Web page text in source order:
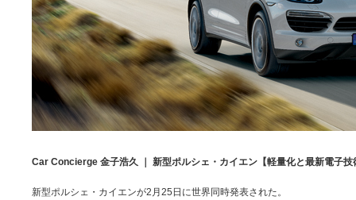
Car Concierge 金子浩久 ｜ 新型ポルシェ・カイエン【軽量化と最新電子
新型ポルシェ・カイエンが2月25日に世界同時発表された。